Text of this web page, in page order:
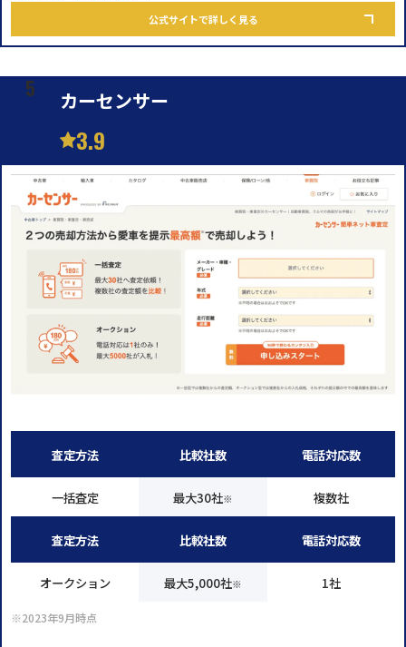
公式サイトで詳しく見る
カーセンサー
3.9
査定方法
一括査定
比較社数
最大30社※
電話対応数
複数社
査定方法
オークション
比較社数
最大5,000社※
電話対応数
1社
※2023年9月時点